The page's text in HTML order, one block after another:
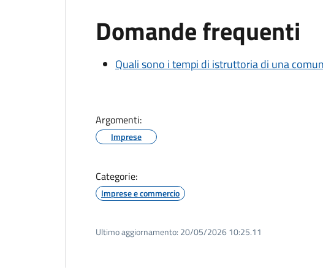
Domande frequenti
Quali sono i tempi di istruttoria di una
Argomenti:
Imprese
Categorie:
Imprese e commercio
Ultimo aggiornamento: 20/05/2026 10:25.11